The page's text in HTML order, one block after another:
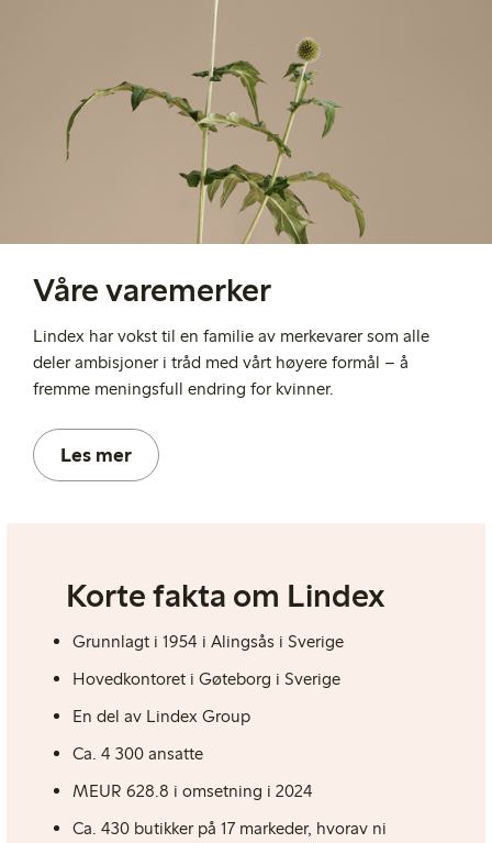
Våre varemerker
Lindex har vokst til en familie av merkevarer som alle
deler ambisjoner i tråd med vårt høyere formål – å
fremme meningsfull endring for kvinner.
Les mer
Korte fakta om Lindex
Grunnlagt i 1954 i Alingsås i Sverige
Hovedkontoret i Gøteborg i Sverige
En del av Lindex Group
Ca. 4 300 ansatte
MEUR 628.8 i omsetning i 2024
Ca. 430 butikker på 17 markeder, hvorav ni